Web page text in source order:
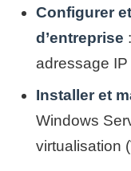
Configurer
d’entreprise
adressage IP
Installer et
Windows
virtualisation